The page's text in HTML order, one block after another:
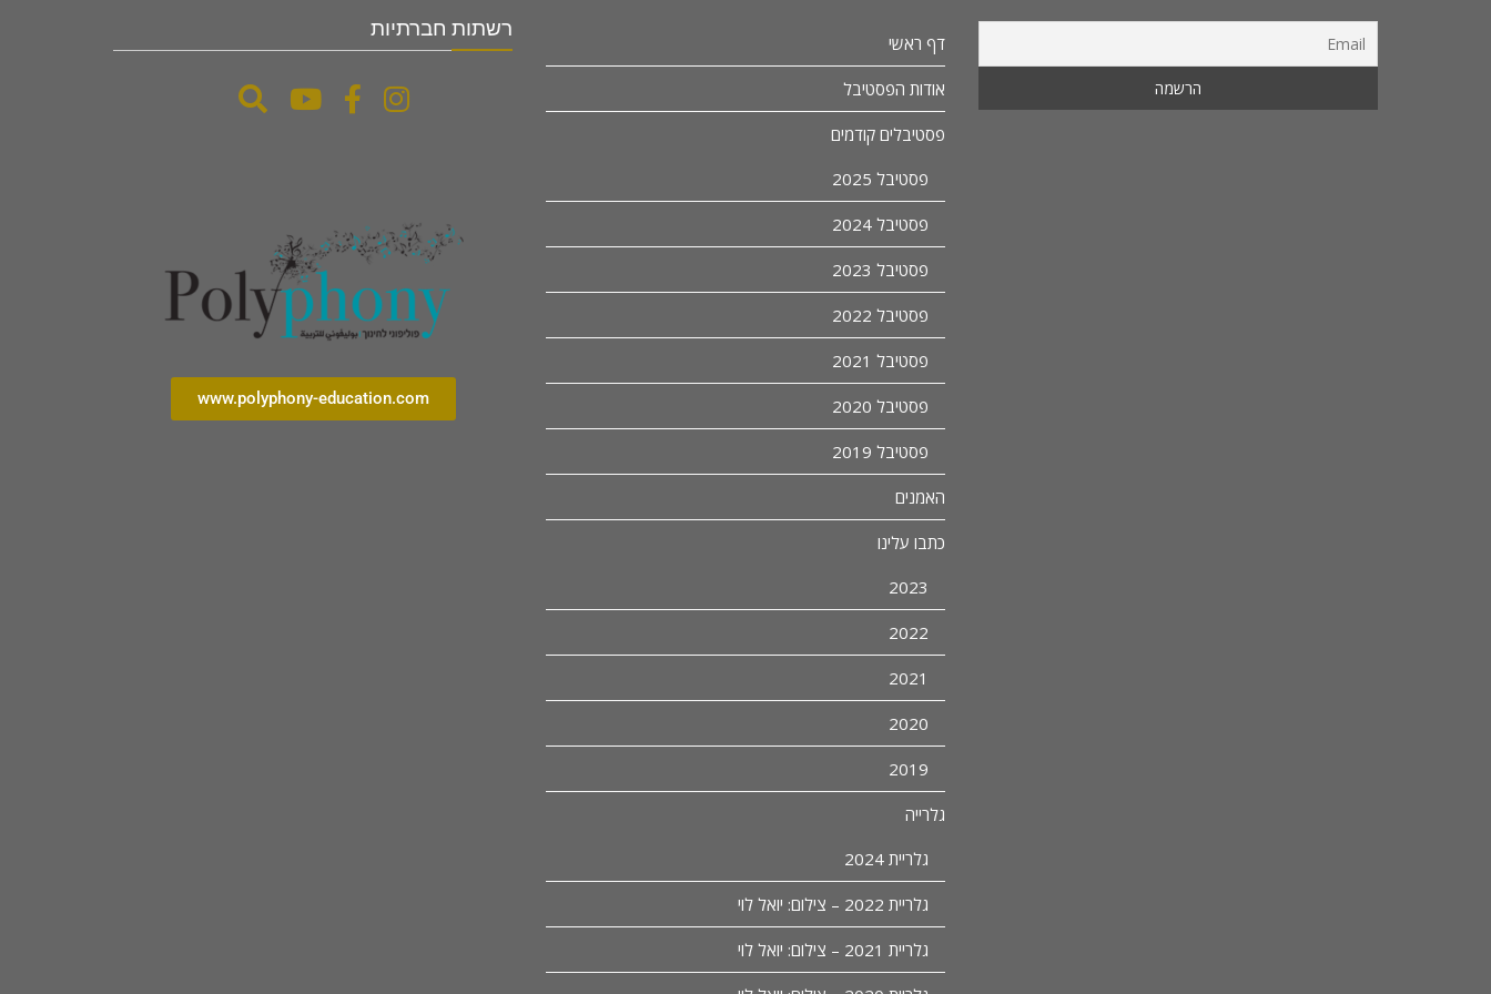
דף ראשי
אודות הפסטיבל
פסטיבלים קודמים
פסטיבל 2025
פסטיבל 2024
פסטיבל 2023
פסטיבל 2022
פסטיבל 2021
פסטיבל 2020
פסטיבל 2019
האמנים
כתבו עלינו
2023
2022
2021
2020
2019
גלרייה
גלריית 2024
גלריית 2022 – צילום: יואל לוי
גלריית 2021 – צילום: יואל לוי
רשתות חברתיות
www.polyphony-education.com